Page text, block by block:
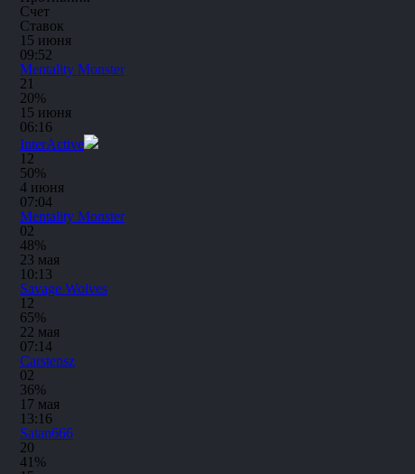
Счет
Ставок
15 июня
09:52
Mentality Monster
21
20%
15 июня
06:16
InterActive
1 2
50%
4 июня
07:04
Mentality Monster
02
48%
23 мая
10:13
Savage Wolves
1 2
65%
22 мая
07:14
Carstensz
02
36%
17 мая
13:16
Satan666
20
41%